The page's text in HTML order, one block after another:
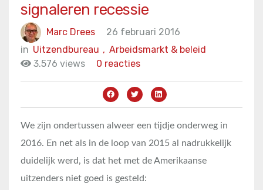
signaleren recessie
Marc Drees
26 februari 2016
in
Arbeidsmarkt & beleid
Uitzendbureau ,
3.576 views
0 reacties
We zijn ondertussen alweer een tijdje onderweg in
2016. En net als in de loop van 2015 al nadrukkelijk
duidelijk werd, is dat het met de Amerikaanse
uitzenders niet goed is gesteld: